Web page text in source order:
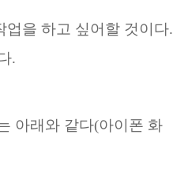
업을 하고 싶어할 것이다.
.
아래와 같다(아이폰 화